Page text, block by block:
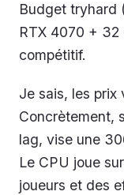
Budget tryhard
RTX 4070 + 32
compétitif.
Je sais, les prix
Concrètement,
lag, vise une
Le CPU joue
joueurs et des